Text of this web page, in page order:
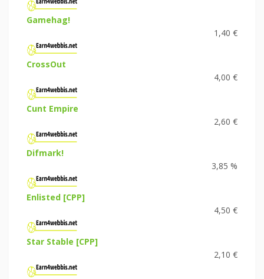
Gamehag!
1,40 €
CrossOut
4,00 €
Cunt Empire
2,60 €
Difmark!
3,85 %
Enlisted [CPP]
4,50 €
Star Stable [CPP]
2,10 €